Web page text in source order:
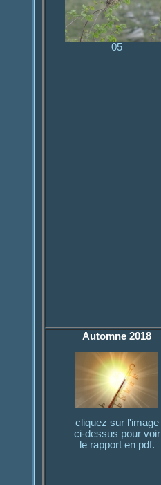
05
Automne 2018
cliquez sur l'image
ci-dessus pour voir
le rapport en pdf.